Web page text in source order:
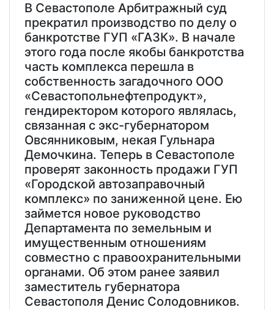
В Севастополе Арбитражный суд
прекратил производство по делу о
банкротстве ГУП «ГАЗК». В начале
этого года после якобы банкротства
часть комплекса перешла в
собственность загадочного ООО
«Севастопольнефтепродукт»,
гендиректором которого являлась,
связанная с экс-губернатором
Овсянниковым, некая Гульнара
Демочкина. Теперь в Севастополе
проверят законность продажи ГУП
«Городской автозаправочный
комплекс» по заниженной цене. Ею
займется новое руководство
Департамента по земельным и
имущественным отношениям
совместно с правоохранительными
органами. Об этом ранее заявил
заместитель губернатора
Севастополя Денис Солодовников.